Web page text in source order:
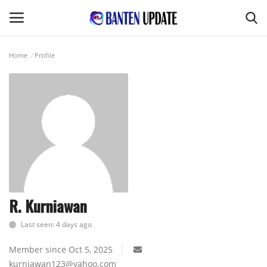
Pertanian & Kehutanan
Kode Etik Jurnalistik
Desa & Kelurahan
Perikanan & Peternakan
Kesehatan
Home Profile
R. Kurniawan
Last seen: 4 days ago
Member since Oct 5, 2025
kurniawan123@yahoo.com